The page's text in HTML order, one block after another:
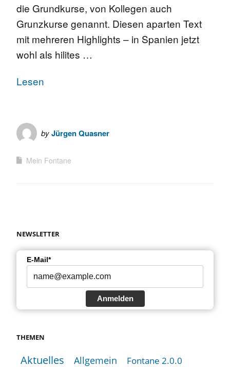
die Grundkurse, von Kollegen auch
Grunzkurse genannt. Diesen aparten Text
mit mehreren Highlights – in Spanien jetzt
wohl als hilites …
Lesen
byJürgen Quasner
Mein Fontane
NEWSLETTER
E-Mail*
Anmelden
THEMEN
Aktuelles Allgemein Fontane 2.0.0